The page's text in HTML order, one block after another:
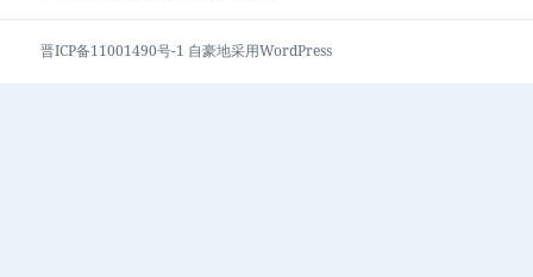
文
晋ICP备11001490号-1 自豪地采用WordPress